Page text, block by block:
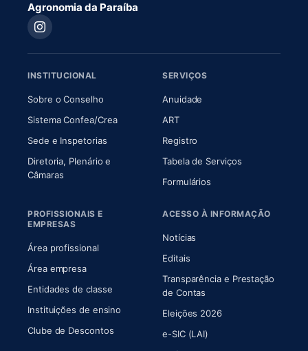
Agronomia da Paraíba
INSTITUCIONAL
Sobre o Conselho(abre em nova aba)
Sistema Confea/Crea(abre em nova aba)
Sede e Inspetorias
Diretoria, Plenário e
Câmaras(abre em nova aba)
SERVIÇOS
Anuidade
ART(abre em nova aba)
Registro
Tabela de Serviços
Formulários
PROFISSIONAIS E
EMPRESAS
Área profissional
Área empresa
Entidades de classe
Instituições de ensino
Clube de Descontos
ACESSO À INFORMAÇÃO
Notícias
Editais
Transparência e Prestação
de Contas
Eleições 2026
e-SIC (LAI)